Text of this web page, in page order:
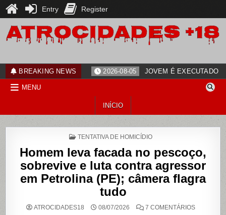
content
BREAKING NEWS 2026-08-05 JOVEM É EXECUTADO
MENU
INÍCIO
POSTED
TENTATIVA DE HOMICÍDIO
Homem leva facada no pescoço,
sobrevive e luta contra agressor
em Petrolina (PE); câmera flagra
tudo
ATROCIDADES18 08/07/2026 7 COMENTÁRIOSEM
Entry Register